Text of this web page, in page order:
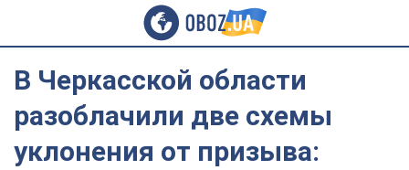
В Черкасской области
разоблачили две схемы
уклонения от призыва: